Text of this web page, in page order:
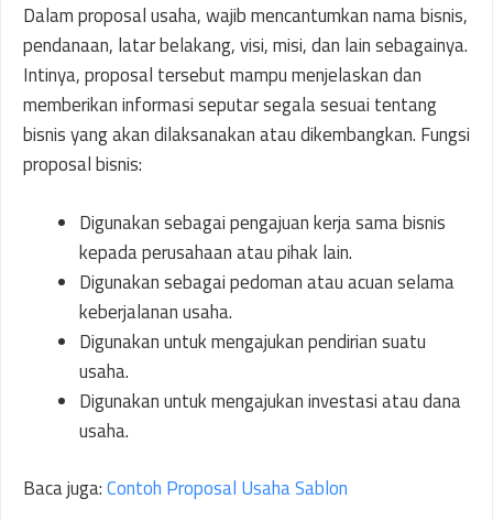
Dalam proposal usaha, wajib mencantumkan nama bisnis,
pendanaan, latar belakang, visi, misi, dan lain sebagainya.
Intinya, proposal tersebut mampu menjelaskan dan
memberikan informasi seputar segala sesuai tentang
bisnis yang akan dilaksanakan atau dikembangkan. Fungsi
proposal bisnis:
Digunakan sebagai pengajuan kerja sama bisnis
kepada perusahaan atau pihak lain.
Digunakan sebagai pedoman atau acuan selama
keberjalanan usaha.
Digunakan untuk mengajukan pendirian suatu
usaha.
Digunakan untuk mengajukan investasi atau dana
usaha.
Baca juga:Contoh Proposal Usaha Sablon